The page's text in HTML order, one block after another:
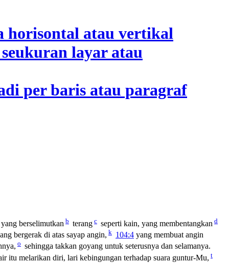
yang berselimutkan b terang c seperti kain, yang membentangkan d
bergerak di atas sayap angin, k 104:4 yang membuat angin
o sehingga takkan goyang untuk seterusnya dan selamanya.
itu melarikan diri, lari kebingungan terhadap suara guntur-Mu, t